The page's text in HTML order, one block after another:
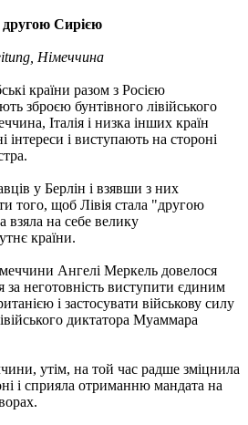
другою Сирією
Німеччина
країни разом з Росією
зброєю бунтівного лівійського
Італія і низка інших країн
інтереси і виступають на стороні
у Берлін і взявши з них
того, щоб Лівія стала "другою
на себе велику
країни.
Ангелі Меркель довелося
за неготовність виступити єдиним
і застосувати військову силу
диктатора Муаммара
утім, на той час радше зміцнила
і сприяла отриманню мандата на